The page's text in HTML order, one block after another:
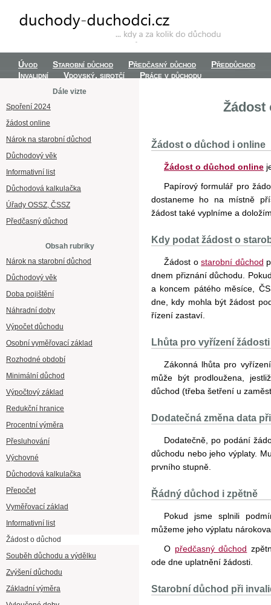
Úvod Starobní důchod Předčasný důchod
Předdůchod
Invalidní
Vdovský, sirotčí Práce v důchodu
Dále vizte
Spoření 2024
žádost online
Nárok na starobní důchod
Důchodový věk
Informativní list
Důchodová kalkulačka
Úřady OSSZ, ČSSZ
Předčasný důchod
Obsah rubriky
Nárok na starobní důchod
Důchodový věk
Doba pojištění
Náhradní doby
Výpočet důchodu
Osobní vyměřovací základ
Rozhodné období
Minimální důchod
Výpočtový základ
Redukční hranice
Procentní výměra
Přesluhování
Výchovné
Důchodová kalkulačka
Přepočet
Vyměřovací základ
Informativní list
Žádost o důchod
Souběh důchodu a výdělku
Zvýšení důchodu
Základní výměra
Žádost
Žádost o důchod i online
Žádost o důchod online
Papírový formulář pro
dostaneme ho na místně
žádost také vyplníme a
Kdy podat žádost o
Žádost ostarobní důchod
dnem přiznání důchodu.
a koncem pátého měsíce,
dne, kdy mohla být žádost
řízení zastaví.
Lhůta pro vyřízení
Zákonná lhůta pro
může být prodloužena,
důchod (třeba šetření u
Dodatečná změna data
Dodatečně, po podání
důchodu nebo jeho výplaty.
prvního stupně.
Řádný důchod i zpětně
Pokud jsme splnili
můžeme jeho výplatu
O předčasný důchod
ode dne uplatnění žádosti.
Starobní důchod při